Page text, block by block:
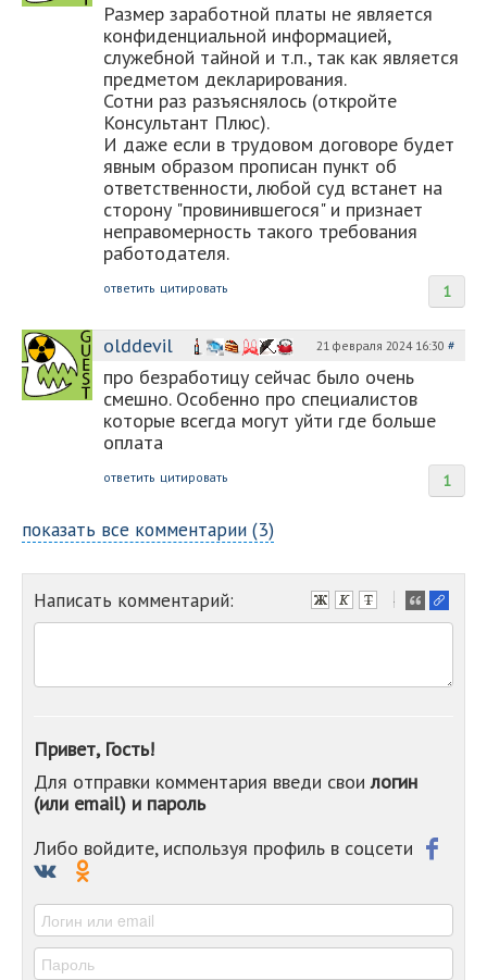
Размер заработной платы не является
конфиденциальной информацией,
служебной тайной и т.п., так как является
предметом декларирования.
Сотни раз разъяснялось (откройте
Консультант Плюс).
И даже если в трудовом договоре будет
явным образом прописан пункт об
ответственности, любой суд встанет на
сторону "провинившегося" и признает
неправомерность такого требования
работодателя.
1
ответить цитировать
olddevil 21 февраля 2024 16:30 #
про безработицу сейчас было очень
смешно. Особенно про специалистов
которые всегда могут уйти где больше
оплата
1
ответить цитировать
показать все комментарии (3)
Написать комментарий:
-
-
-
-
-
Привет, Гость!
Для отправки комментария введи своилогин
(или email) и пароль
Либо войдите, используя профиль в соцсети